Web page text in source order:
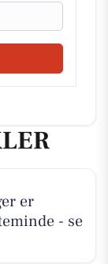
er
- se